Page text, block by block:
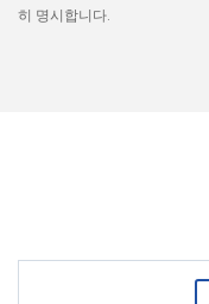
히 명시합니다.